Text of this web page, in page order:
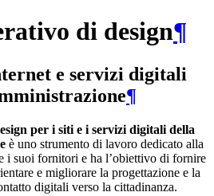
di design¶
e servizi digitali
¶
per i siti e i servizi digitali della
è uno strumento di lavoro dedicato alla
i suoi fornitori e ha l’obiettivo di fornire
e migliorare la progettazione e la
digitali verso la cittadinanza.